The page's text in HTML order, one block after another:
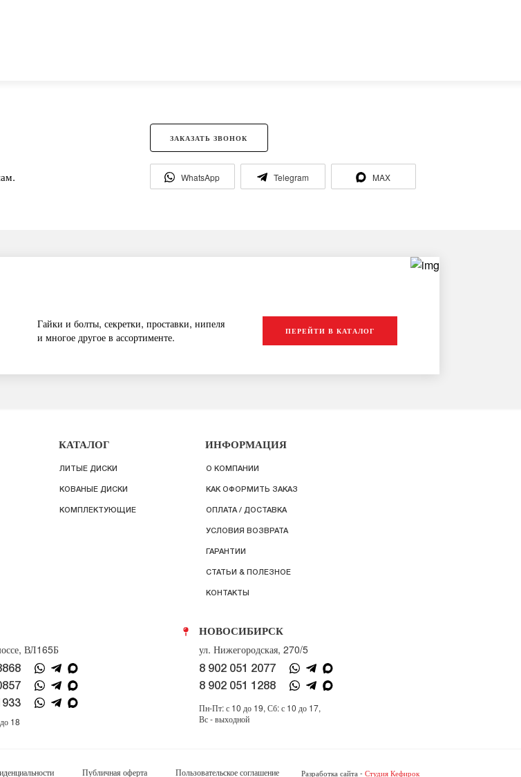
ЗАКАЗАТЬ ЗВОНОК
WhatsApp Telegram MAX
Гайки и болты, секретки, проставки, нипеля
и многое другое в ассортименте.
ПЕРЕЙТИ В КАТАЛОГ
КАТАЛОГ
ЛИТЫЕ ДИСКИ
КОВАНЫЕ ДИСКИ
КОМПЛЕКТУЮЩИЕ
ИНФОРМАЦИЯ
О КОМПАНИИ
КАК ОФОРМИТЬ ЗАКАЗ
ОПЛАТА / ДОСТАВКА
УСЛОВИЯ ВОЗВРАТА
ГАРАНТИИ
СТАТЬИ & ПОЛЕЗНОЕ
КОНТАКТЫ
ВЛ165Б
18
НОВОСИБИРСК
ул. Нижегородская, 270/5
8 902 051 2077
8 902 051 1288
Пн-Пт: с 10 до 19, Сб: с 10 до 17,
Вс - выходной
Публичная оферта Пользовательское соглашение Разработка сайта - Студия Кефирок